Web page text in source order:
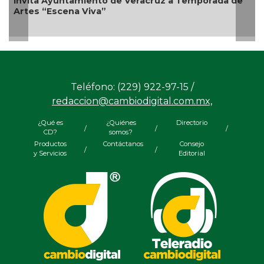
Viva”
redaccion@cambiodigital.com.mx,
¿Qué es
CD?
/
¿Quiénes
/
Directorio
Editorial